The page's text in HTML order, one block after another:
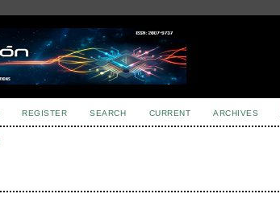
REGISTER SEARCH CURRENT ARCHIVES